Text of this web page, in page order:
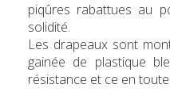
piqûres rabattues au
solidité.
Les drapeaux sont
gainée de plastique
résistance et ce en